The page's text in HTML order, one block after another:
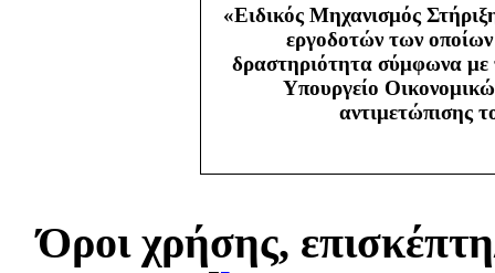
«Ειδικός Μηχανισμός
εργοδοτών των οποίων
δραστηριότητα σύμφωνα με
Υπουργείο
αντιμετώπισης
Όροι χρήσης,